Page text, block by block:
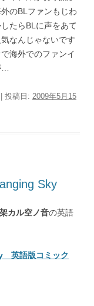
のBLファンもじわ
たらBLに声をあて
なんじゃないです
海外でのファンイ
| 投稿日: 2009年5月15
Sky
架カル空ノ音の英語
英語版コミック